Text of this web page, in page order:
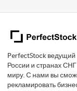
PerfectStock ведущий
России и странах
миру. С нами вы
рекламировать